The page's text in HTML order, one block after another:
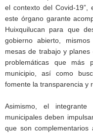
el contexto del Covid-
este órgano garante
Huixquilucan para que
gobierno abierto,
mesas de trabajo y
problemáticas que más
municipio, así como
fomente la transparencia y
Asimismo, el
municipales deben
que son